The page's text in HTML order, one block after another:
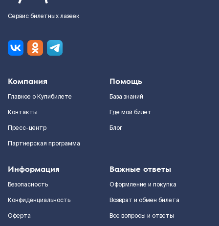
Сервис билетных лазеек
Компания
Главное о Купибилете
Контакты
Пресс-центр
Партнерская программа
Помощь
База знаний
Где мой билет
Блог
Информация
Безопасность
Конфиденциальность
Оферта
Важные ответы
Оформление и покупка
Возврат и обмен билета
Все вопросы и ответы